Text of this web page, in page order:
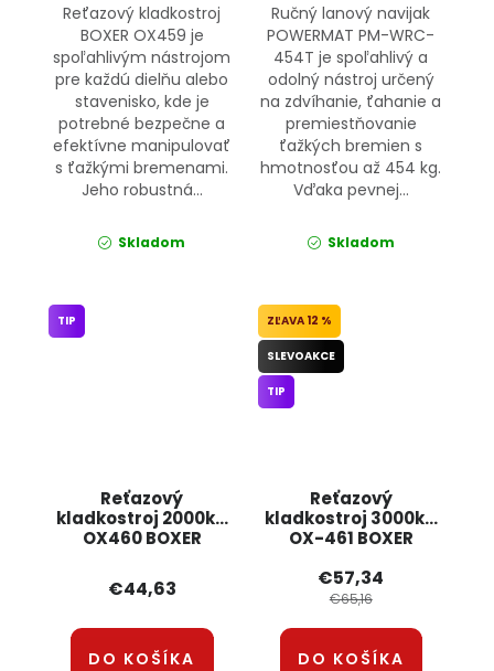
Reťazový kladkostroj
BOXER OX459 je
spoľahlivým nástrojom
pre každú dielňu alebo
stavenisko, kde je
potrebné bezpečne a
efektívne manipulovať
s ťažkými bremenami.
Jeho robustná...
Skladom
Ručný lanový navijak
POWERMAT PM-WRC-
454T je spoľahlivý a
odolný nástroj určený
na zdvíhanie, ťahanie a
premiestňovanie
ťažkých bremien s
hmotnosťou až 454 kg.
Vďaka pevnej...
Skladom
Reťazový
kladkostroj 2000kg
OX460 BOXER
TIP
€44,63
DO KOŠÍKA
Reťazový
kladkostroj 3000kg
OX-461 BOXER
12 %
SLEVOAKCE
TIP
€57,34
€65,16
DO KOŠÍKA